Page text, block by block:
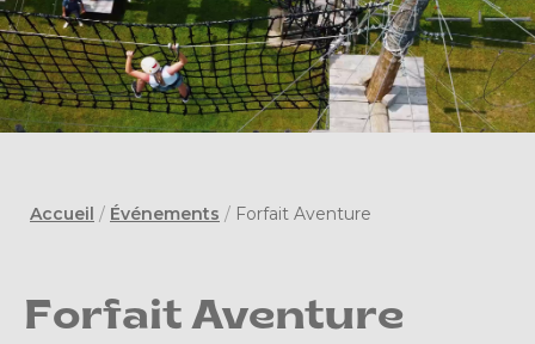
Accueil / Événements / Forfait Aventure
Forfait Aventure